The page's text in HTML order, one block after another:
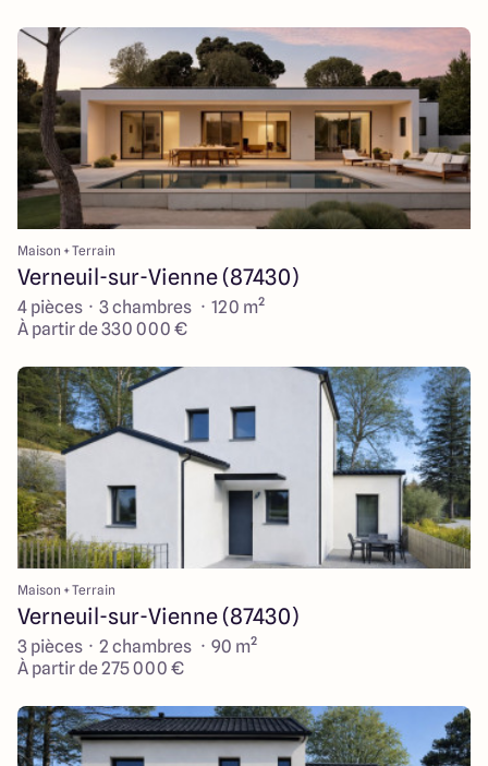
Maison + Terrain
Verneuil-sur-Vienne (87430)
4 pièces · 3 chambres · 120 m²
À partir de 330 000 €
Maison + Terrain
Verneuil-sur-Vienne (87430)
3 pièces · 2 chambres · 90 m²
À partir de 275 000 €